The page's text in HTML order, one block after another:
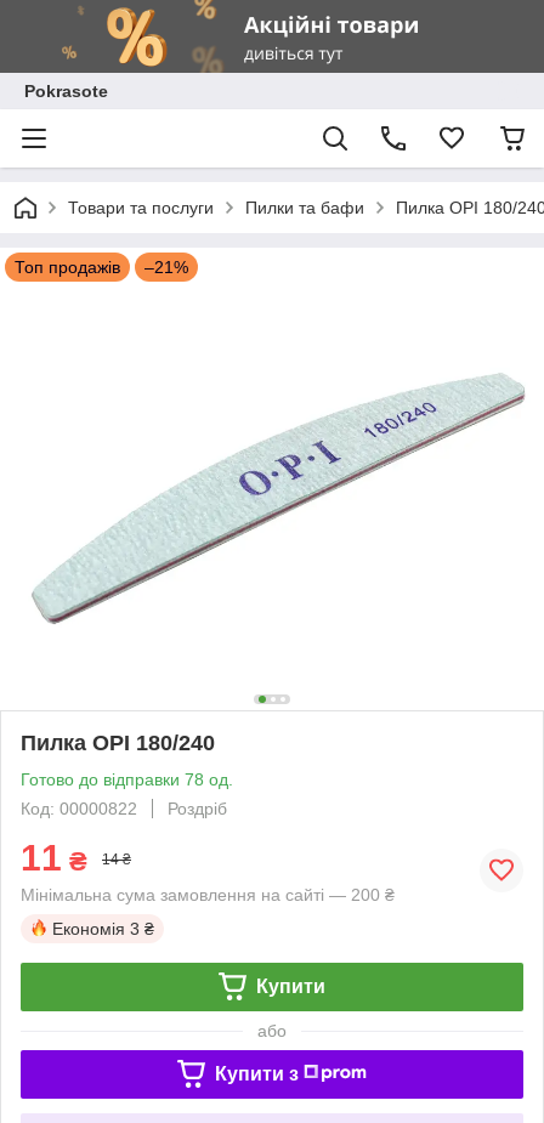
Pokrasote
Товари та послуги Пилки та бафи Пилка OPI 180/
Топ продажів –21%
Пилка OPI 180/240
Готово до відправки 78 од.
Код: 00000822
Роздріб
11 ₴ 14 ₴
Мінімальна сума замовлення на сайті — 200 ₴
Економія 3 ₴
Купити
або
Купити з